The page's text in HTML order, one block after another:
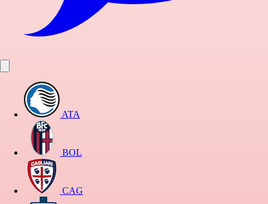
ATA
BOL
CAG